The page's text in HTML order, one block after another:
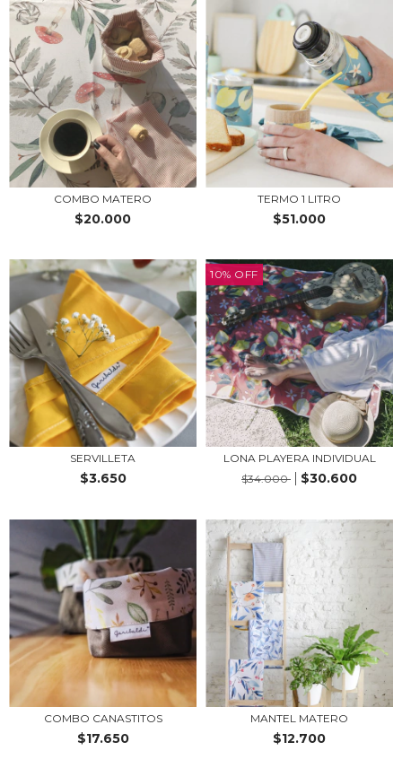
COMBO MATERO
$20.000
TERMO 1 LITRO
$51.000
SERVILLETA
$3.650
10% OFF
LONA PLAYERA INDIVIDUAL
$34.000
$30.600
COMBO CANASTITOS
$17.650
MANTEL MATERO
$12.700